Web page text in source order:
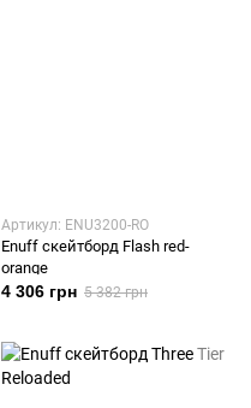
Артикул: ENU3200-RO
Enuff скейтборд Flash red-
orange
4 306 грн 5 382 грн